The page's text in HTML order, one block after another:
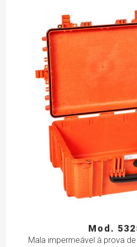
Mod.
Mala impermeável à prova